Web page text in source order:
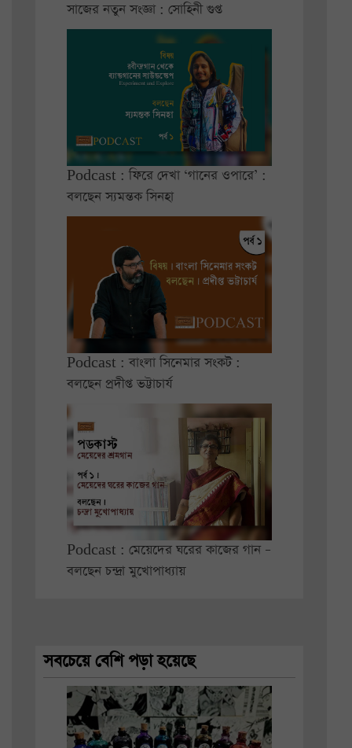
সাজের নতুন সংজ্ঞা : সোহিনী গুপ্ত
Podcast : ফিরে দেখা ‘গানের ওপারে’ :
বলছেন স্যমন্তক সিনহা
Podcast : বাংলা সিনেমার সংকট :
বলছেন প্রদীপ্ত ভট্টাচার্য
Podcast : মেয়েদের ঘরের কাজের গান –
বলছেন চন্দ্রা মুখোপাধ্যায়
সবচেয়ে বেশি পড়া হয়েছে